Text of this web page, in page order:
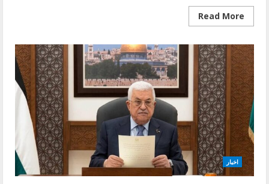
Read More
Read
more
السفير
الايراني
محمد
رضا
شيباني
تنقلب:
توافق
رئاسي
على
بقائه…
وقرار
وزير
الخارجية
خارج
الإجماع اخبار